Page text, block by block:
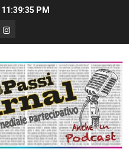
11:39:36 PM